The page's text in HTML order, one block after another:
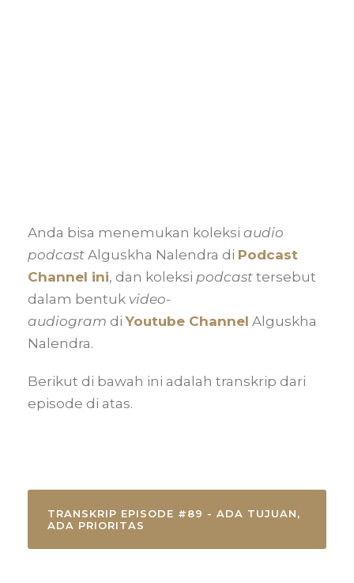
Anda bisa menemukan koleksi audio
podcast Alguskha Nalendra di Podcast
Channel ini, dan koleksi podcast tersebut
dalam bentuk video-
audiogram diYoutube Channel Alguskha
Nalendra.
Berikut di bawah ini adalah transkrip dari
episode di atas.
TRANSKRIP EPISODE #89 - ADA TUJUAN,
ADA PRIORITAS